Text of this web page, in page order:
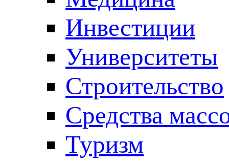
Инвестиции
Университеты
Строительство
Средства
Туризм